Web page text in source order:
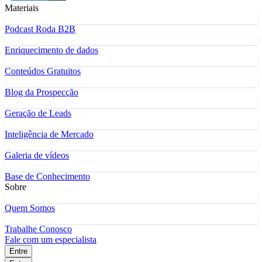
Materiais
Podcast Roda B2B
Enriquecimento de dados
Conteúdos Gratuitos
Blog da Prospecção
Geração de Leads
Inteligência de Mercado
Galeria de vídeos
Base de Conhecimento
Sobre
Quem Somos
Trabalhe Conosco
Fale com um especialista
Entre